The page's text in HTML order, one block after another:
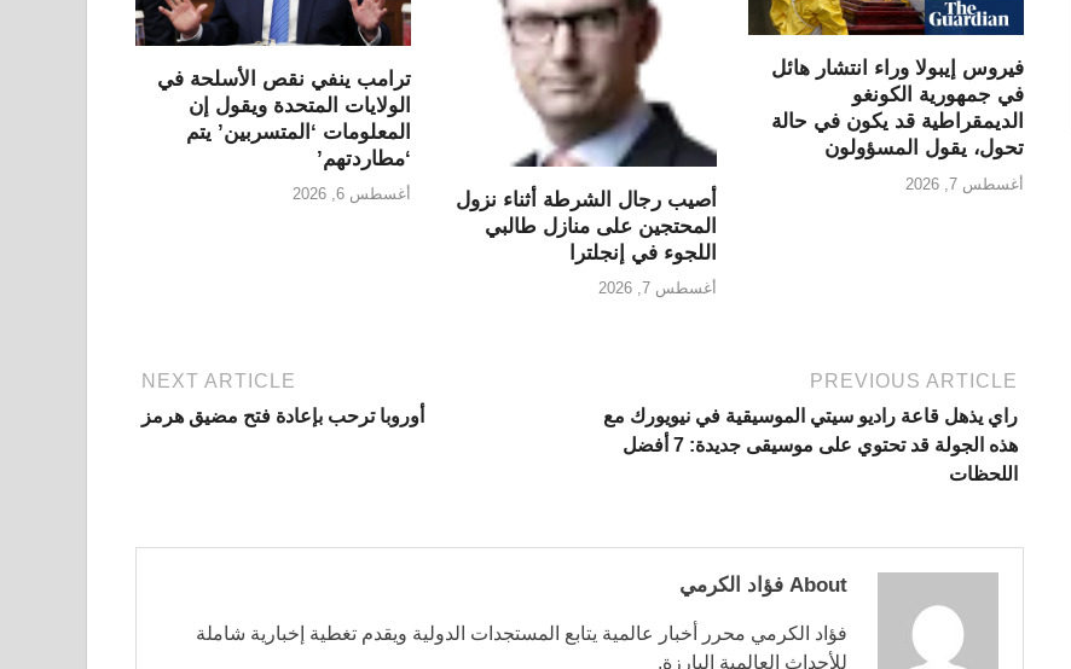
فيروس إيبولا وراء انتشار هائل
في جمهورية الكونغو
الديمقراطية قد يكون في حالة
تحول، يقول المسؤولون
أغسطس 7, 2026
أصيب رجال الشرطة أثناء نزول
المحتجين على منازل طالبي
اللجوء في إنجلترا
أغسطس 7, 2026
ترامب ينفي نقص الأسلحة في
الولايات المتحدة ويقول إن
المعلومات ‘المتسربين’ يتم
‘مطاردتهم’
أغسطس 6, 2026
PREVIOUS ARTICLE
راي يذهل قاعة راديو سيتي الموسيقية في نيويورك مع
هذه الجولة قد تحتوي على موسيقى جديدة: 7 أفضل
اللحظات
NEXT ARTICLE
أوروبا ترحب بإعادة فتح مضيق هرمز
About فؤاد الكرمي
فؤاد الكرمي محرر أخبار عالمية يتابع المستجدات الدولية ويقدم تغطية إخبارية شاملة
للأحداث العالمية البارزة.